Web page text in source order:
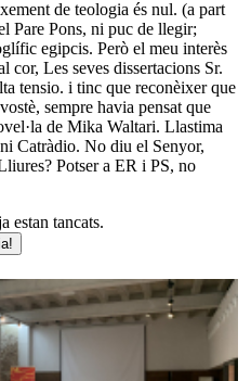
de teologia és nul. (a part
Pare Pons, ni puc de llegir;
egipcis. Però el meu interès
cor, Les seves dissertacions Sr.
tensio. i tinc que reconèixer que
sempre havia pensat que
de Mika Waltari. Llastima
Catràdio. No diu el Senyor,
Potser a ER i PS, no
estan tancats.